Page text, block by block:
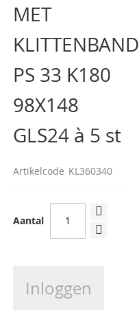
van
de
afbeeldingen-
gallerij
MET
KLITTENBAND
PS 33 K180
98X148
GLS24 à 5 st
Artikelcode KL360340
Aantal
Inloggen